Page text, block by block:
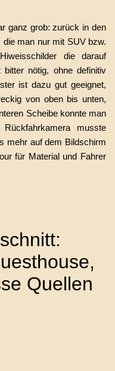
ganz grob: zurück in den
man nur mit SUV bzw.
die darauf
nötig, ohne definitiv
ist dazu gut geeignet,
von oben bis unten,
Scheibe konnte man
musste
mehr auf dem Bildschirm
für Material und Fahrer
Quellen